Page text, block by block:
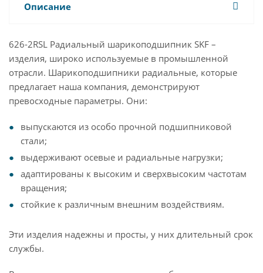
Описание
626-2RSL Радиальный шарикоподшипник SKF –
изделия, широко используемые в промышленной
отрасли. Шарикоподшипники радиальные, которые
предлагает наша компания, демонстрируют
превосходные параметры. Они:
выпускаются из особо прочной подшипниковой
стали;
выдерживают осевые и радиальные нагрузки;
адаптированы к высоким и сверхвысоким частотам
вращения;
стойкие к различным внешним воздействиям.
Эти изделия надежны и просты, у них длительный срок
службы.